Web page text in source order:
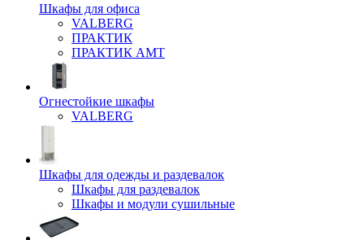
Шкафы для офиса
VALBERG
ПРАКТИК
ПРАКТИК AMT
Огнестойкие шкафы
VALBERG
Шкафы для одежды и раздевалок
Шкафы для раздевалок
Шкафы и модули сушильные